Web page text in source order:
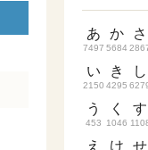
あ
7497
い
2150
う
453
え
か
5684
き
4295
く
1046
け
さ
し
す
せ